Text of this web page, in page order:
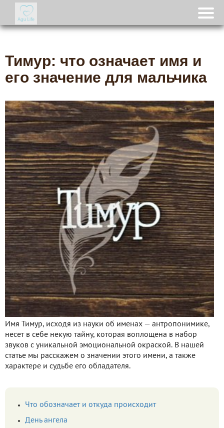
Тимур: что означает имя и
его значение для мальчика
Имя Тимур, исходя из науки об именах — антропонимике,
несет в себе некую тайну, которая воплощена в набор
звуков с уникальной эмоциональной окраской. В нашей
статье мы расскажем о значении этого имени, а также
характере и судьбе его обладателя.
Что обозначает и откуда происходит
День ангела